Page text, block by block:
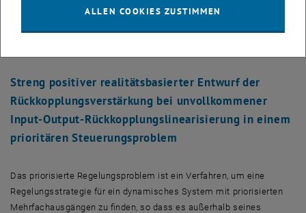
Automation Letters (RA-L), pp. - , 2023. DOI:
Streng positiver realitätsbasierter Entwurf der
Rückkopplungsverstärkung bei unvollkommener
Input-Output-Rückkopplungslinearisierung in einem
prioritären Steuerungsproblem
Das priorisierte Regelungsproblem ist ein Verfahren, um eine
Regelungsstrategie für ein dynamisches System mit priorisierten
Mehrfachausgängen zu finden, so dass es außerhalb seines
ALLEN COOKIES ZUSTIMMEN